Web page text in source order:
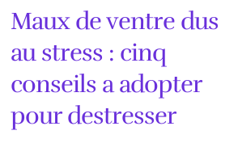
Maux de ventre dus
au stress : cinq
conseils a adopter
pour destresser